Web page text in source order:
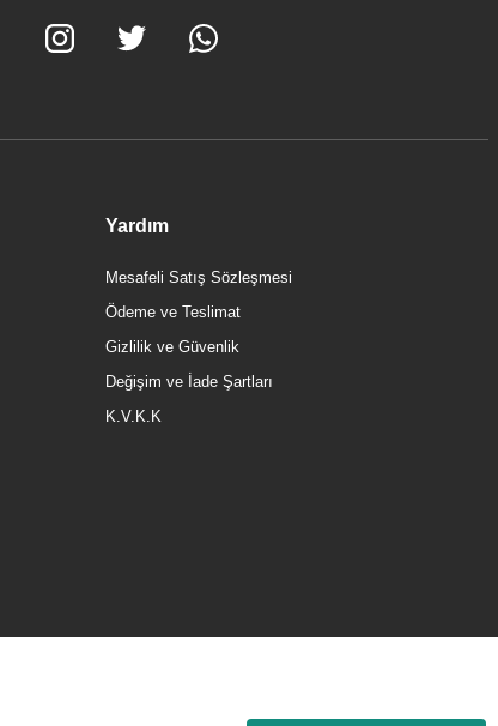
Yardım
Mesafeli Satış Sözleşmesi
Ödeme ve Teslimat
Gizlilik ve Güvenlik
Değişim ve İade Şartları
K.V.K.K